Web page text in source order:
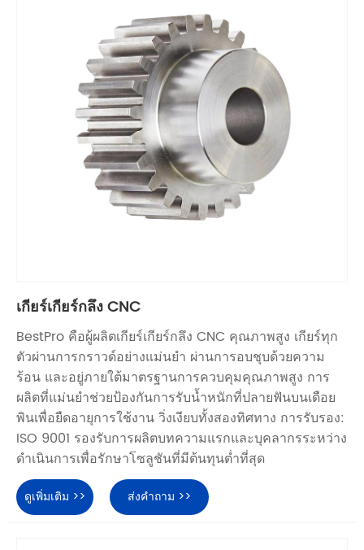
เกียร์เกียร์กลึง CNC
BestPro คือผู้ผลิตเกียร์เกียร์กลึง CNC คุณภาพสูง เกียร์ทุก
ตัวผ่านการกราวด์อย่างแม่นยำ ผ่านการอบชุบด้วยความ
ร้อน และอยู่ภายใต้มาตรฐานการควบคุมคุณภาพสูง การ
ผลิตที่แม่นยำช่วยป้องกันการรับน้ำหนักที่ปลายฟันบนเดือย
พินเพื่อยืดอายุการใช้งาน วิ่งเงียบทั้งสองทิศทาง การรับรอง:
ISO 9001 รองรับการผลิตบทความแรกและบุคลากรระหว่าง
ดำเนินการเพื่อรักษาโซลูชันที่มีต้นทุนต่ำที่สุด
ดูเพิ่มเติม >> ส่งคำถาม >>